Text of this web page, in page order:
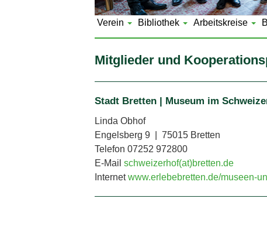
Verein Bibliothek Arbeitskreise
Mitglieder und
Stadt Bretten | Museum im
Linda Obhof
Engelsberg 9 | 75015 Bretten
Telefon 07252 972800
E-Mail schweizerhof(at)bretten.de
Internetwww.erlebebretten.de/museen-